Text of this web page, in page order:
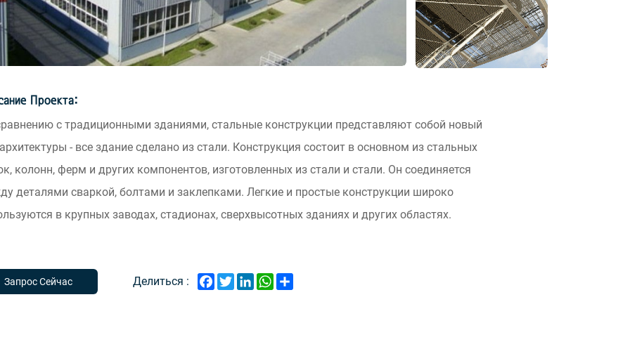
Проекта:
с традиционными зданиями, стальные конструкции представляют собой новый
- все здание сделано из стали. Конструкция состоит в основном из стальных
колонн, ферм и других компонентов, изготовленных из стали и стали. Он соединяется
деталями сваркой, болтами и заклепками. Легкие и простые конструкции широко
в крупных заводах, стадионах, сверхвысотных зданиях и других областях.
Запрос Сейчас Делиться : FacebookTwitterLinkedInWhatsApp